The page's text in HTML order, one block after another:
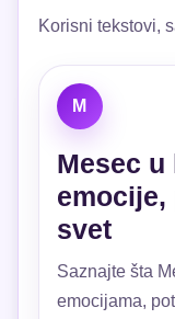
Korisni tekstovi,
M
Mesec
svet
Saznajte šta
emocijama,